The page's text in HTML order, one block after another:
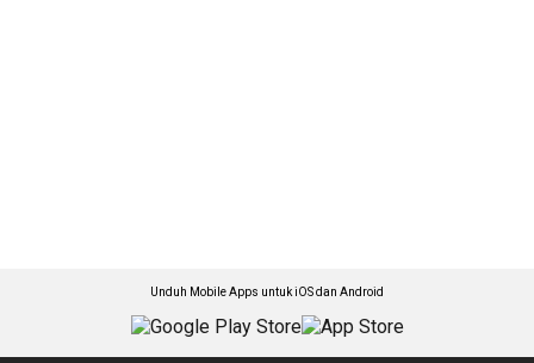
Unduh Mobile Apps untuk iOS dan Android